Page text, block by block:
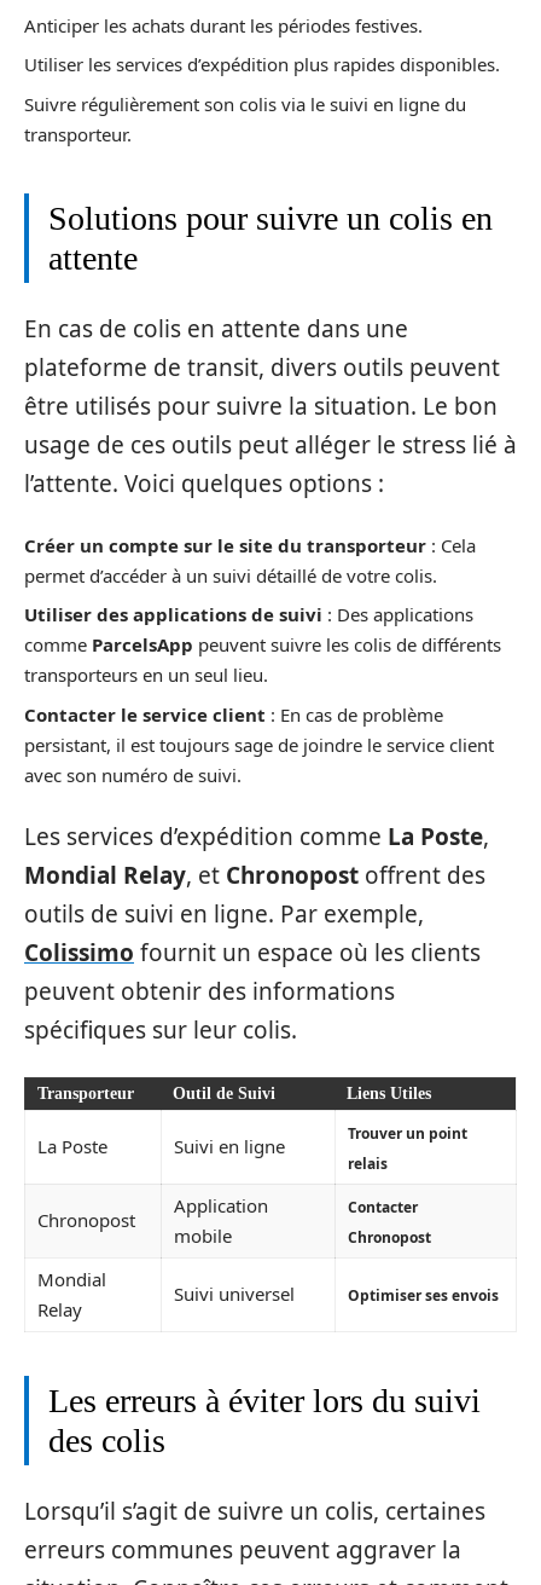
Anticiper les achats durant les périodes festives.
Utiliser les services d’expédition plus rapides disponibles.
Suivre régulièrement son colis via le suivi en ligne du
transporteur.
Solutions pour suivre un colis en
attente
En cas de colis en attente dans une
plateforme de transit, divers outils peuvent
être utilisés pour suivre la situation. Le bon
usage de ces outils peut alléger le stress lié à
l’attente. Voici quelques options :
Créer un compte sur le site du transporteur : Cela
permet d’accéder à un suivi détaillé de votre colis.
Utiliser des applications de suivi : Des applications
comme ParcelsApp peuvent suivre les colis de différents
transporteurs en un seul lieu.
Contacter le service client : En cas de problème
persistant, il est toujours sage de joindre le service client
avec son numéro de suivi.
Les services d’expédition comme La Poste,
Mondial Relay, et Chronopost offrent des
outils de suivi en ligne. Par exemple,
Colissimo fournit un espace où les clients
peuvent obtenir des informations
spécifiques sur leur colis.
Transporteur Outil de Suivi Liens Utiles
La Poste Suivi en ligne
Trouver un point
relais
Chronopost
Application
mobile
Contacter
Chronopost
Mondial
Relay
Suivi universel Optimiser ses envois
Les erreurs à éviter lors du suivi
des colis
Lorsqu’il s’agit de suivre un colis, certaines
erreurs communes peuvent aggraver la